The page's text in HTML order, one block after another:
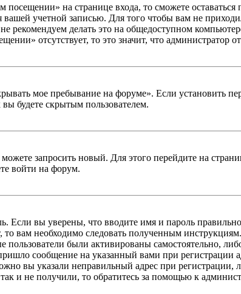
на странице входа, то сможете
учетной записью. Для того чтобы вам не
делать это на общедоступном
отсутствует, то это значит, что администратор
мое пребывание на форуме». Если установить
будете скрытым пользователем.
запросить новый. Для этого перейдите на
войти на форум.
Если вы уверены, что вводите имя и пароль
вам необходимо следовать полученным
были активированы самостоятельно,
сообщение на указанный вами при регистрации
вы указали неправильный адрес при регистрации,
и не получили, то обратитесь за помощью к